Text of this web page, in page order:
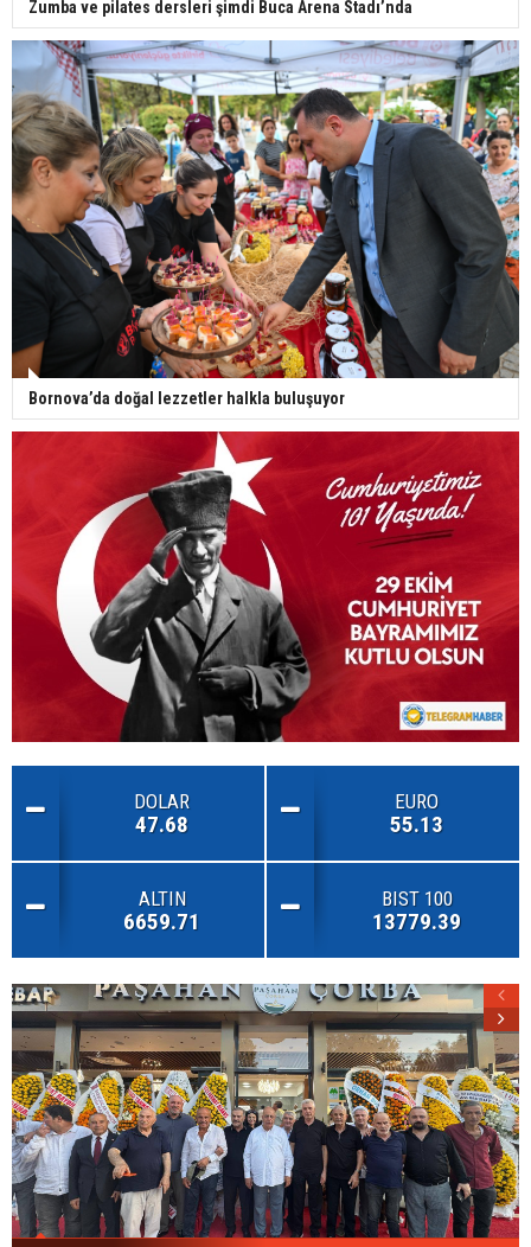
Zumba ve pilates dersleri şimdi Buca Arena Stadı’nda
Bornova’da doğal lezzetler halkla buluşuyor
DOLAR
47.68
EURO
55.13
ALTIN
6659.71
BIST 100
13779.39